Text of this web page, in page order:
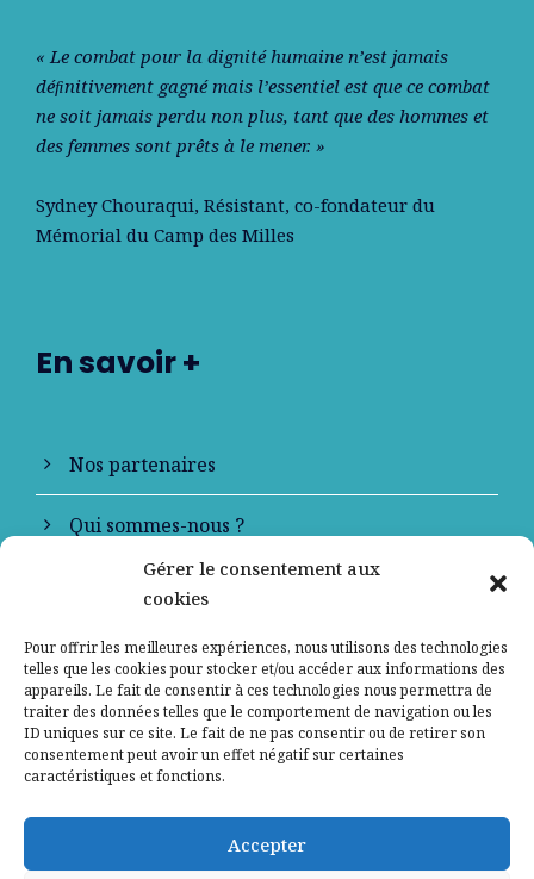
Gérer le consentement aux
cookies
Pour offrir les meilleures expériences, nous utilisons des technologies
telles que les cookies pour stocker et/ou accéder aux informations des
appareils. Le fait de consentir à ces technologies nous permettra de
traiter des données telles que le comportement de navigation ou les
ID uniques sur ce site. Le fait de ne pas consentir ou de retirer son
consentement peut avoir un effet négatif sur certaines
caractéristiques et fonctions.
Accepter
« Le combat pour la dignité humaine n’est jamais
déﬁnitivement gagné mais l’essentiel est que ce combat
ne soit jamais perdu non plus, tant que des hommes et
des femmes sont prêts à le mener. »
Sydney Chouraqui, Résistant, co-fondateur du
Mémorial du Camp des Milles
En savoir +
Nos partenaires
Qui sommes-nous ?
Contactez-nous
Mentions légales
Politique de confidentialité